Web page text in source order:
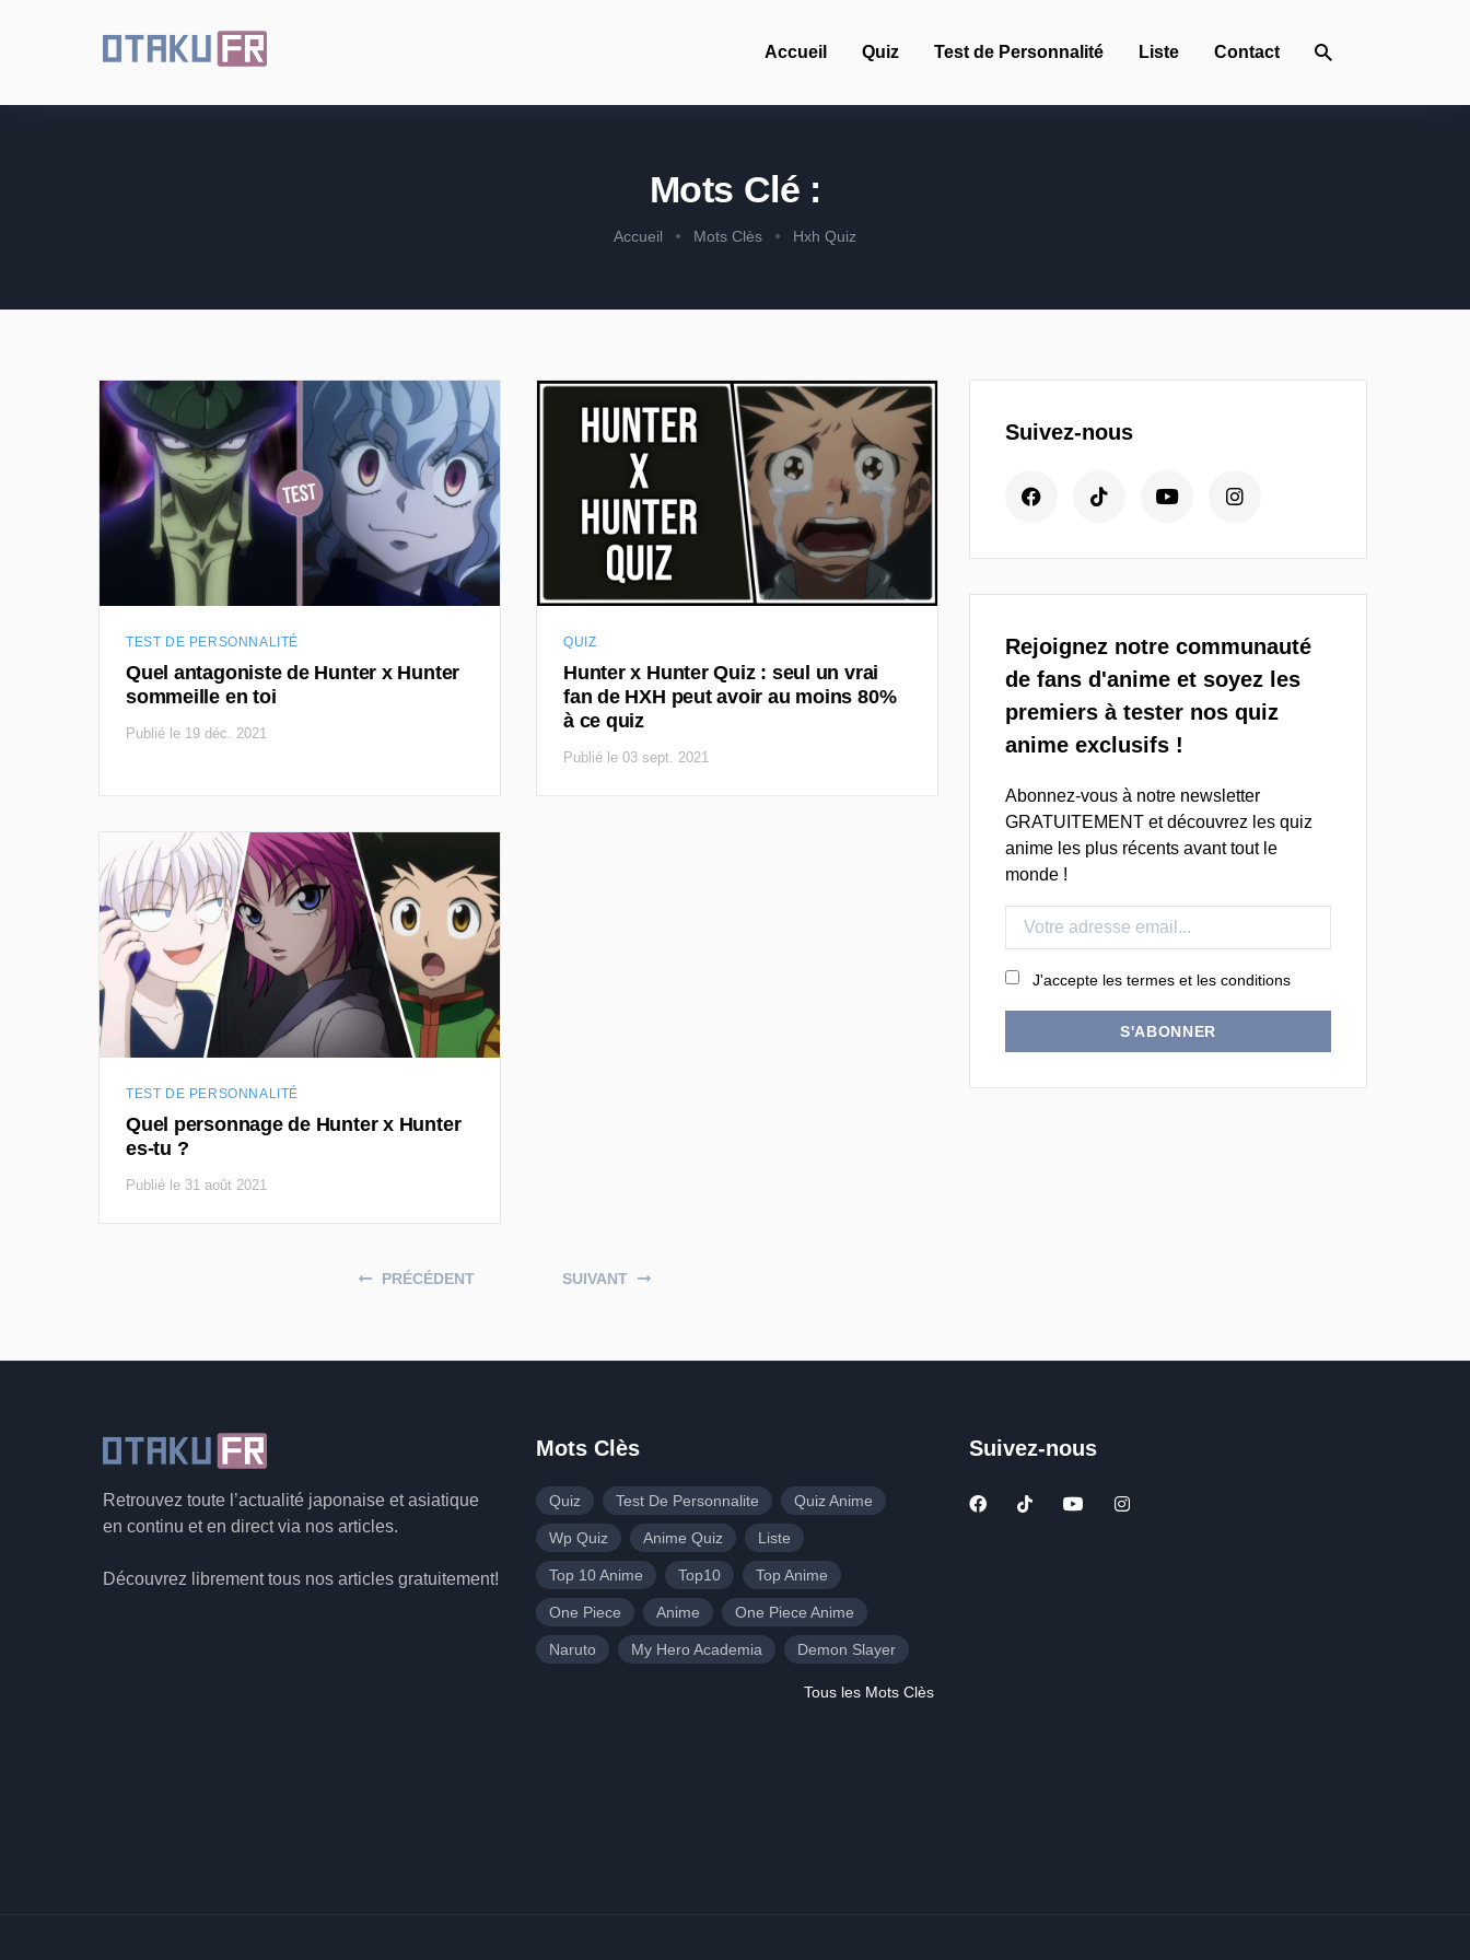
Accueil Quiz Test de Personnalité Liste Contact
Mots Clé :
Accueil Mots Clès Hxh Quiz
TEST DE PERSONNALITÉ
Quel antagoniste de Hunter x Hunter
sommeille en toi
Publié le 19 déc. 2021
QUIZ
Hunter x Hunter Quiz : seul un vrai
fan de HXH peut avoir au moins 80%
à ce quiz
Publié le 03 sept. 2021
TEST DE PERSONNALITÉ
Quel personnage de Hunter x Hunter
es-tu ?
Publié le 31 août 2021
PRÉCÉDENT SUIVANT
Suivez-nous
Rejoignez notre communauté
de fans d'anime et soyez les
premiers à tester nos quiz
anime exclusifs !
Abonnez-vous à notre newsletter
GRATUITEMENT et découvrez les quiz
anime les plus récents avant tout le
monde !
J'accepte les termes et les conditions
S'ABONNER
Retrouvez toute l’actualité japonaise et asiatique
en continu et en direct via nos articles.
Découvrez librement tous nos articles gratuitement!
Mots Clès
Quiz Test De Personnalite Quiz Anime
Wp Quiz Anime Quiz Liste
Top 10 Anime Top10 Top Anime
One Piece Anime One Piece Anime
Naruto My Hero Academia Demon Slayer
Tous les Mots Clès
Suivez-nous